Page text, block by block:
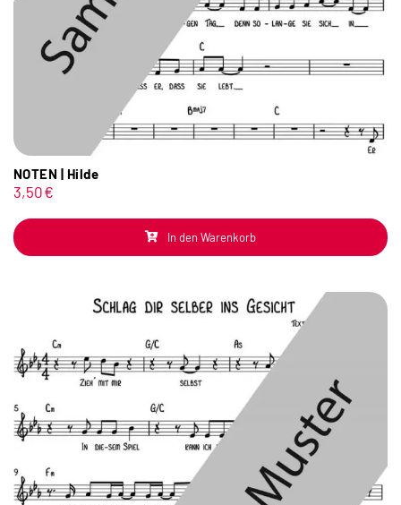
NOTEN | Hilde
3,50€
In den Warenkorb